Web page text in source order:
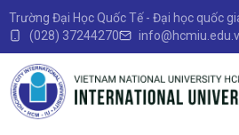
Trường Đại Học Quốc Tế - Đại học quốc
(028) 37244270